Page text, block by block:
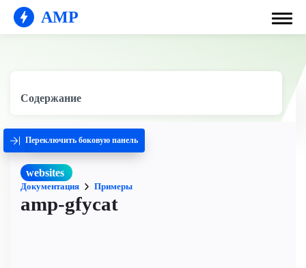
AMP
Содержание
Переключить боковую панель
websites
Документация Примеры
amp-gfycat